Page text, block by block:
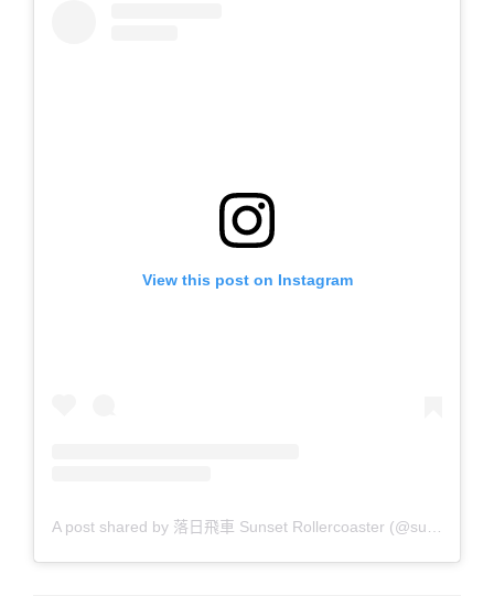
View this post on Instagram